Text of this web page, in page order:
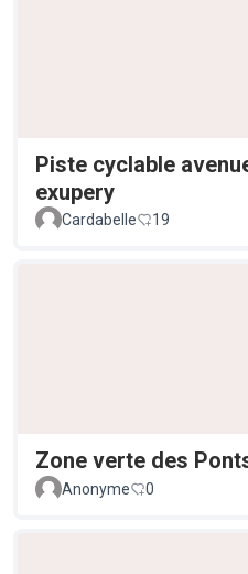
Piste cyclable
exupery
Cardabelle 19
Zone verte des
Anonyme
0